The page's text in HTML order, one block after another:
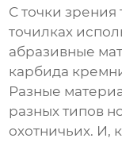
С точки зрения
точилках
абразивные
карбида
Разные
разных типов
охотничьих. И,